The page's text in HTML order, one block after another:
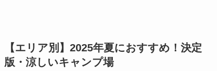
【エリア別】2025年夏におすすめ！決定
版・涼しいキャンプ場